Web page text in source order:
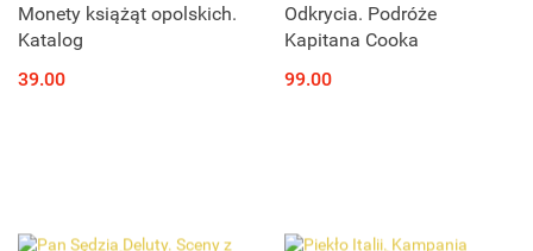
Monety książąt opolskich.
Katalog
39.00
Odkrycia. Podróże
Kapitana Cooka
99.00